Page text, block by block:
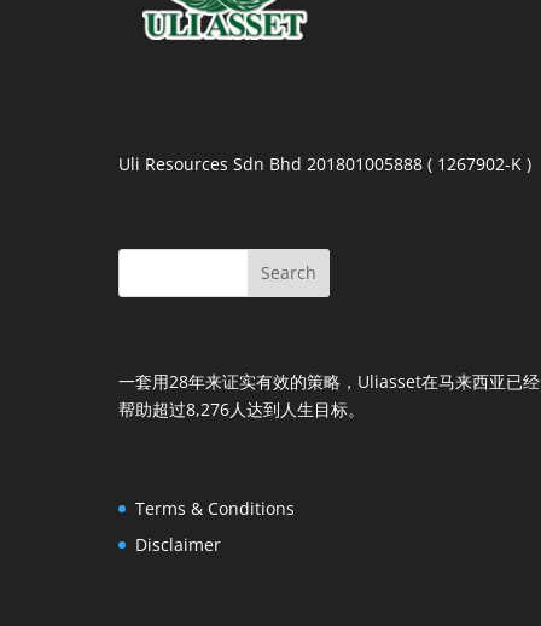
Uli Resources Sdn Bhd 201801005888 ( 1267902-K )
一套用28年来证实有效的策略，Uliasset在马来西亚已经
帮助超过8,276人达到人生目标。
Terms & Conditions
Disclaimer